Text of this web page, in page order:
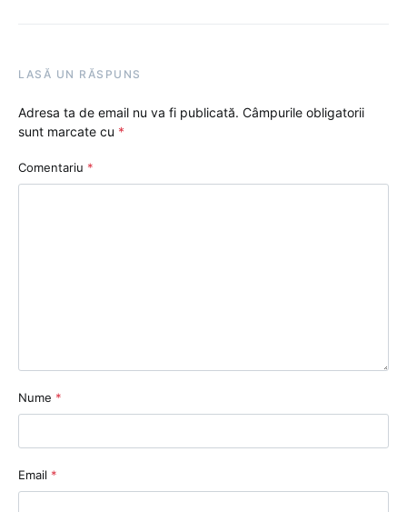
LASĂ UN RĂSPUNS
Adresa ta de email nu va fi publicată. Câmpurile obligatorii
sunt marcate cu *
Comentariu *
Nume *
Email *